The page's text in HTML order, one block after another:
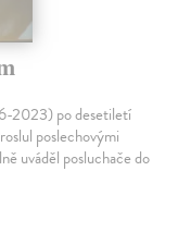
2023) po desetiletí
poslechovými
uváděl posluchače do